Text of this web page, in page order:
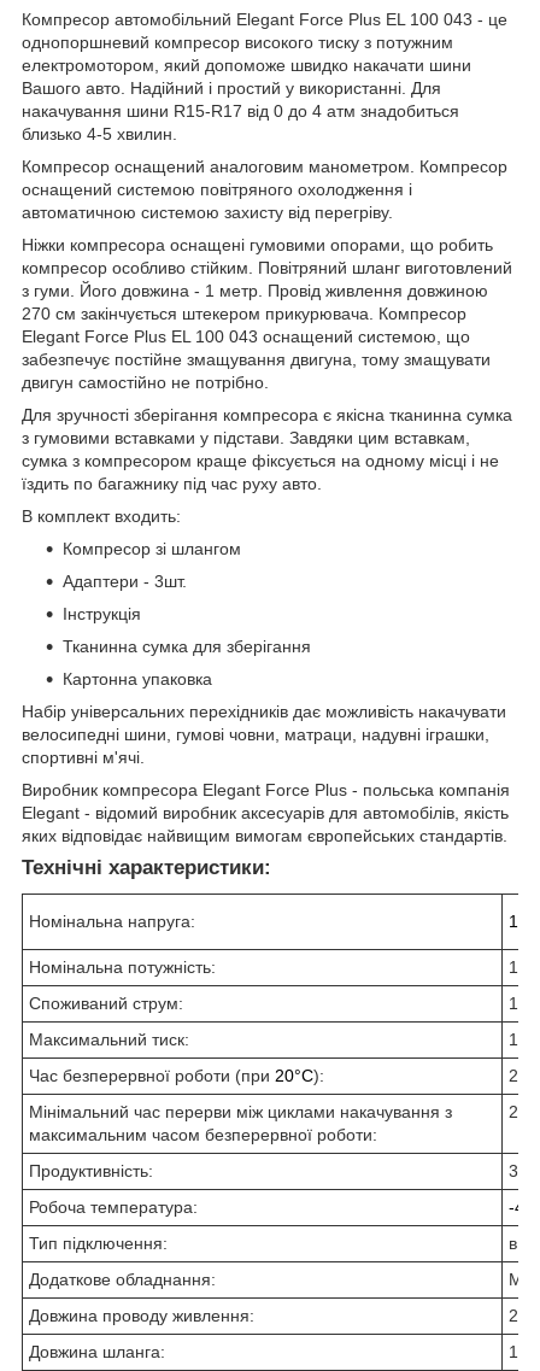
Компресор автомобільний Elegant Force Plus EL 100 043 - це
однопоршневий компресор високого тиску з потужним
електромотором, який допоможе швидко накачати шини
Вашого авто. Надійний і простий у використанні. Для
накачування шини R15-R17 від 0 до 4 атм знадобиться
близько 4-5 хвилин.
Компресор оснащений аналоговим манометром. Компресор
оснащений системою повітряного охолодження і
автоматичною системою захисту від перегріву.
Ніжки компресора оснащені гумовими опорами, що робить
компресор особливо стійким. Повітряний шланг виготовлений
з гуми. Його довжина - 1 метр. Провід живлення довжиною
270 см закінчується штекером прикурювача. Компресор
Elegant Force Plus EL 100 043 оснащений системою, що
забезпечує постійне змащування двигуна, тому змащувати
двигун самостійно не потрібно.
Для зручності зберігання компресора є якісна тканинна сумка
з гумовими вставками у підстави. Завдяки цим вставкам,
сумка з компресором краще фіксується на одному місці і не
їздить по багажнику під час руху авто.
В комплект входить:
Компресор зі шлангом
Адаптери - 3шт.
Інструкція
Тканинна сумка для зберігання
Картонна упаковка
Набір універсальних перехідників дає можливість накачувати
велосипедні шини, гумові човни, матраци, надувні іграшки,
спортивні м'ячі.
Виробник компресора Elegant Force Plus - польська компанія
Elegant - відомий виробник аксесуарів для автомобілів, якість
яких відповідає найвищим вимогам європейських стандартів.
Технічні характеристики:
Номінальна напруга: 12
Номінальна потужність:
Споживаний струм:
14
Максимальний тиск:
10
Час безперервної роботи (при 20°C):
20
Мінімальний час перерви між циклами накачування з
максимальним часом безперервної роботи:
25
Продуктивність:
35
Робоча температура:
-
Тип підключення:
в
Додаткове обладнання:
Довжина проводу живлення:
2,7
Довжина шланга:
1 м